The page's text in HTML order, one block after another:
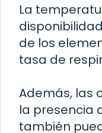
La
de los
tasa de
Además, las
la presencia
también